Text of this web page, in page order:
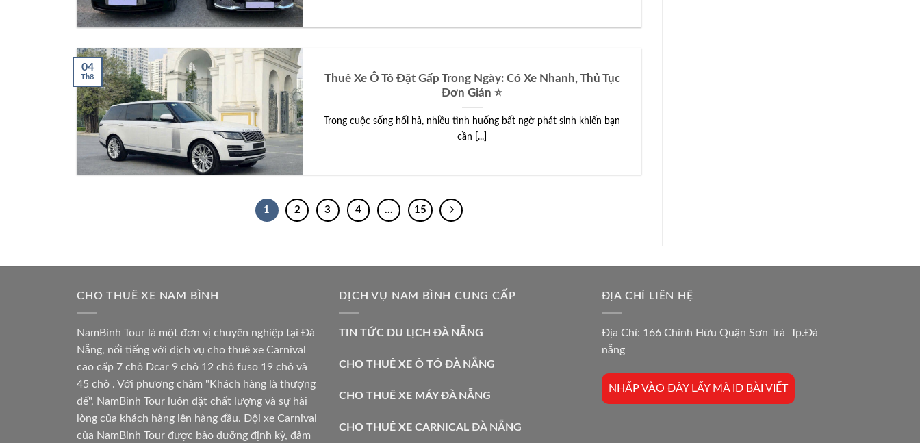
Thuê Xe Ô Tô Đặt Gấp Trong Ngày: Có Xe Nhanh, Thủ Tục
Đơn Giản ⭐
Trong cuộc sống hối hả, nhiều tình huống bất ngờ phát sinh khiến bạn
cần [...]
04
Th8
1 2 3 4 … 15
CHO THUÊ XE NAM BÌNH
NamBinh Tour là một đơn vị chuyên nghiệp tại Đà
Nẵng, nổi tiếng với dịch vụ cho thuê xe Carnival
cao cấp 7 chỗ Dcar 9 chỗ 12 chỗ fuso 19 chỗ và
45 chỗ . Với phương châm "Khách hàng là thượng
đế", NamBinh Tour luôn đặt chất lượng và sự hài
lòng của khách hàng lên hàng đầu. Đội xe Carnival
của NamBinh Tour được bảo dưỡng định kỳ, đảm
DỊCH VỤ NAM BÌNH CUNG CẤP
TIN TỨC DU LỊCH ĐÀ NẴNG
CHO THUÊ XE Ô TÔ ĐÀ NẴNG
CHO THUÊ XE MÁY ĐÀ NẴNG
CHO THUÊ XE CARNICAL ĐÀ NẴNG
ĐỊA CHỈ LIÊN HỆ
Địa Chỉ: 166 Chính Hữu Quận Sơn Trà Tp.Đà
nẵng
NHẤP VÀO ĐÂY LẤY MÃ ID BÀI VIẾT